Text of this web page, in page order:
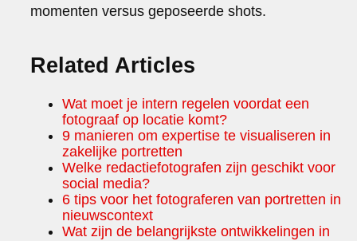
momenten versus geposeerde shots.
Related Articles
Wat moet je intern regelen voordat een
fotograaf op locatie komt?
9 manieren om expertise te visualiseren in
zakelijke portretten
Welke redactiefotografen zijn geschikt voor
social media?
6 tips voor het fotograferen van portretten in
nieuwscontext
Wat zijn de belangrijkste ontwikkelingen in